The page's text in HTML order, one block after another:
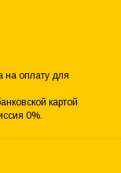
на оплату для
картой
0%.